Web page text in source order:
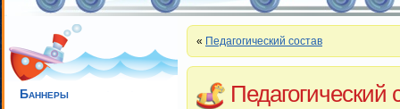
Баннеры
« Педагогический состав
Педагогический